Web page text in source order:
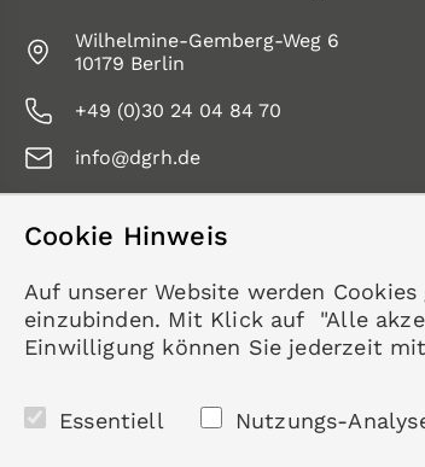
Wilhelmine-Gemberg-Weg 6
10179 Berlin
+49 (0)30 24 04 84 70
info@dgrh.de
Cookie Hinweis
Auf unserer Website werden
einzubinden. Mit Klick auf "Alle
Einwilligung können Sie jederzeit
Essentiell Nutzungs-